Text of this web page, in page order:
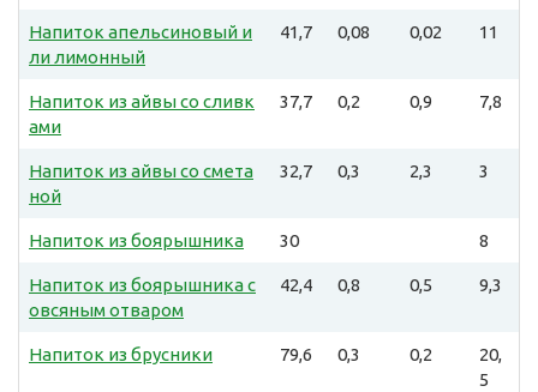
Напиток апельсиновый и
ли лимонный
41,7 0,08 0,02 11
Напиток из айвы со сливк
ами
37,7 0,2 0,9 7,8
Напиток из айвы со смета
ной
32,7 0,3 2,3 3
Напиток из боярышника 30 8
Напиток из боярышника с
овсяным отваром
42,4 0,8 0,5 9,3
Напиток из брусники 79,6 0,3 0,2
20,
5